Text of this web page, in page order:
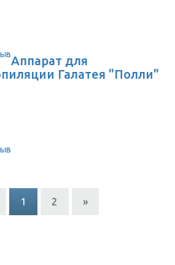
Аппарат для
Галатея "Полли"
1 2 »